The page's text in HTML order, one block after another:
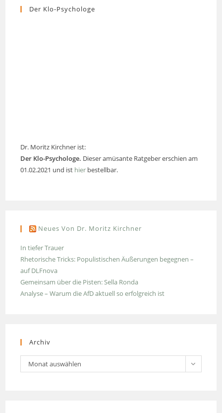
Der Klo-Psychologe
Dr. Moritz Kirchner ist:
Der Klo-Psychologe. Dieser amüsante Ratgeber erschien am
01.02.2021 und ist hier bestellbar.
Neues Von Dr. Moritz Kirchner
In tiefer Trauer
Rhetorische Tricks: Populistischen Äußerungen begegnen –
auf DLFnova
Gemeinsam über die Pisten: Sella Ronda
Analyse – Warum die AfD aktuell so erfolgreich ist
Archiv
Archiv
Monat auswählen